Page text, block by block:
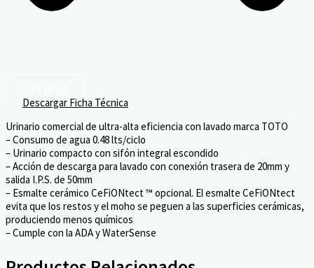
Descargar Ficha Técnica
Urinario comercial de ultra-alta eficiencia con lavado marca TOTO
– Consumo de agua 0.48 lts/ciclo
– Urinario compacto con sifón integral escondido
– Acción de descarga para lavado con conexión trasera de 20mm y
salida I.P.S. de 50mm
– Esmalte cerámico CeFiONtect ™ opcional. El esmalte CeFiONtect
evita que los restos y el moho se peguen a las superficies cerámicas,
produciendo menos químicos
– Cumple con la ADA y WaterSense